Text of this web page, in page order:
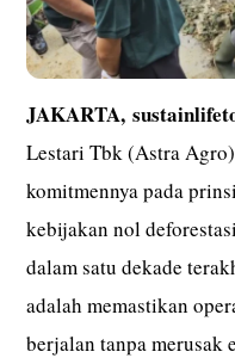
JAKARTA,
Lestari Tbk (Astra
komitmennya pada
kebijakan nol
dalam satu dekade
adalah memastikan
berjalan tanpa merusak